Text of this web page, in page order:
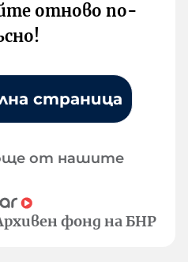
отново по-
страница
от нашите
фонд на БНР